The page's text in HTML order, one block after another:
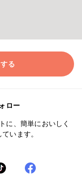
る
ロー
に、簡単においしく
います。